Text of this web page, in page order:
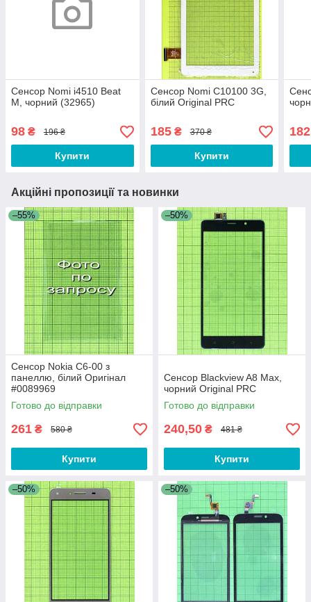
Сенсор Nomi i4510 Beat
M, чорний (32965)
98 ₴ 196 ₴
Купити
Сенсор Nomi C10100 3G,
білий Original PRC
185₴ 370 ₴
Купити
Акційні пропозиції та новинки
–55%
Сенсор Nokia C6-00 з
панеллю, білий Оригінал
#0089969
Готово до відправки
261 ₴ 580 ₴
Купити
–50%
Сенсор Blackview A8 Max,
чорний Original PRC
Готово до відправки
240,50 ₴ 481 ₴
Купити
–50% –50%